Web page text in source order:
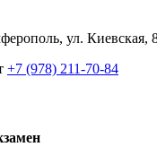
ул. Киевская,
+7 (978) 211-70-84